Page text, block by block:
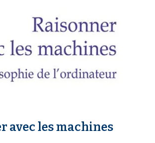
avec les machines